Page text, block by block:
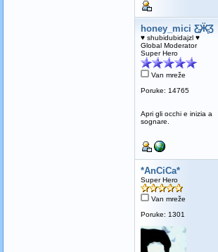
honey_mici Ƹ̵̡Ӝ̵̨̄Ʒ
♥ shubidubidajzl ♥
Global Moderator
Super Hero
Van mreže
Poruke: 14765
Apri gli occhi e inizia a
sognare.
*AnCiCa*
Super Hero
Van mreže
Poruke: 1301